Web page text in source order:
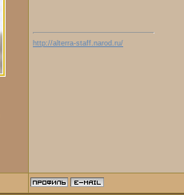
http://alterra-staff.narod.ru/